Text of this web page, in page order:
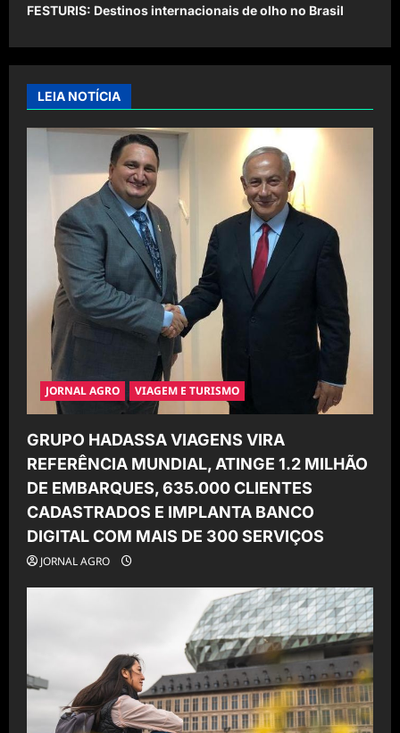
n
a
v
g
FESTURIS: Destinos internacionais de olho no Brasil
LEIA NOTÍCIA
JORNAL AGRO VIAGEM E TURISMO
GRUPO HADASSA VIAGENS VIRA
REFERÊNCIA MUNDIAL, ATINGE 1.2 MILHÃO
DE EMBARQUES, 635.000 CLIENTES
CADASTRADOS E IMPLANTA BANCO
DIGITAL COM MAIS DE 300 SERVIÇOS
JORNAL AGRO